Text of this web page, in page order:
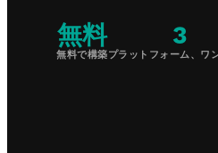
無料
無料で構築
3
プラットフォーム、ワ